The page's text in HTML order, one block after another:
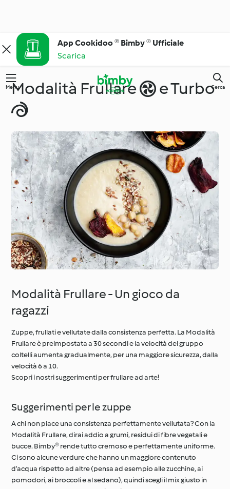
App Cookidoo ® Bimby ® Ufficiale
Scarica
Menu Cerca
Modalità Frullare  e Turbo

Modalità Frullare - Un gioco da
ragazzi
Zuppe, frullati e vellutate dalla consistenza perfetta. La Modalità
Frullare è preimpostata a 30 secondi e la velocità del gruppo
coltelli aumenta gradualmente, per una maggiore sicurezza, dalla
velocità 6 a 10.
Scopri i nostri suggerimenti per frullare ad arte!
Suggerimenti per le zuppe
A chi non piace una consistenza perfettamente vellutata? Con la
Modalità Frullare, dirai addio a grumi, residui di fibre vegetali e
bucce. Bimby® rende tutto cremoso e perfettamente uniforme.
Ci sono alcune verdure che hanno un maggiore contenuto
d’acqua rispetto ad altre (pensa ad esempio alle zucchine, ai
pomodori, ai broccoli e al sedano), quindi scegli il mix giusto in